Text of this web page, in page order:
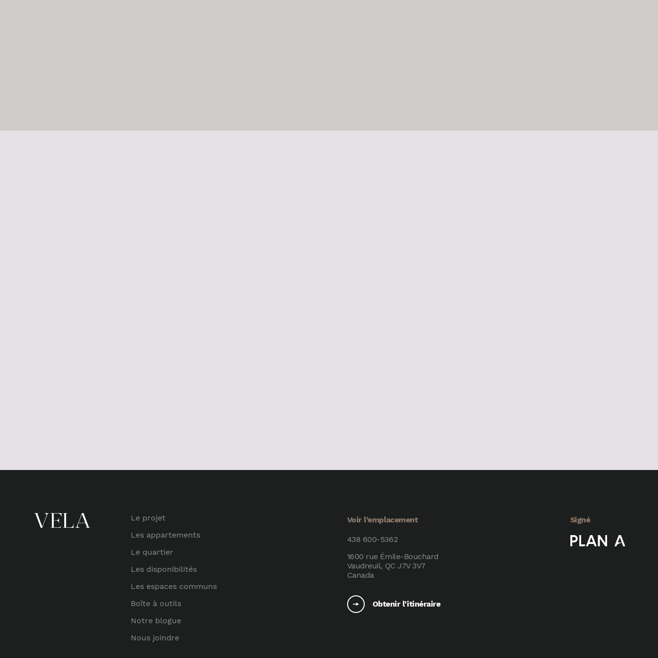
Le projet
Les appartements
Le quartier
Les disponibilités
Les espaces communs
Boîte à outils
Notre blogue
Nous joindre
Voir l’emplacement
438 600-5362
1600 rue Émile-Bouchard
Vaudreuil, QC J7V 3V7
Canada
Obtenir l’itinéraire
Signé